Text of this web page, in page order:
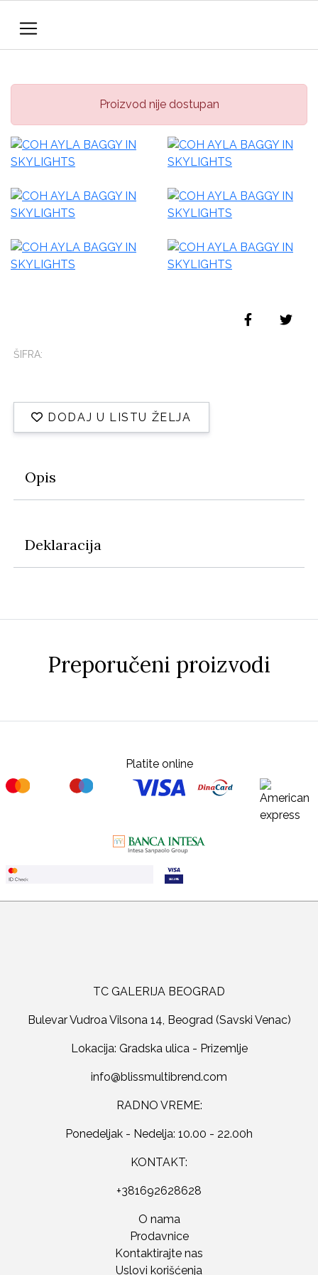
Proizvod nije dostupan
ŠIFRA:
DODAJ U LISTU ŽELJA
Opis
Deklaracija
Preporučeni proizvodi
Platite online
TC GALERIJA BEOGRAD
Bulevar Vudroa Vilsona 14, Beograd (Savski Venac)
Lokacija: Gradska ulica - Prizemlje
RADNO VREME:
Ponedeljak - Nedelja: 10.00 - 22.00h
KONTAKT:
+381692628628
O nama
Prodavnice
Kontaktirajte nas
Uslovi korišćenja